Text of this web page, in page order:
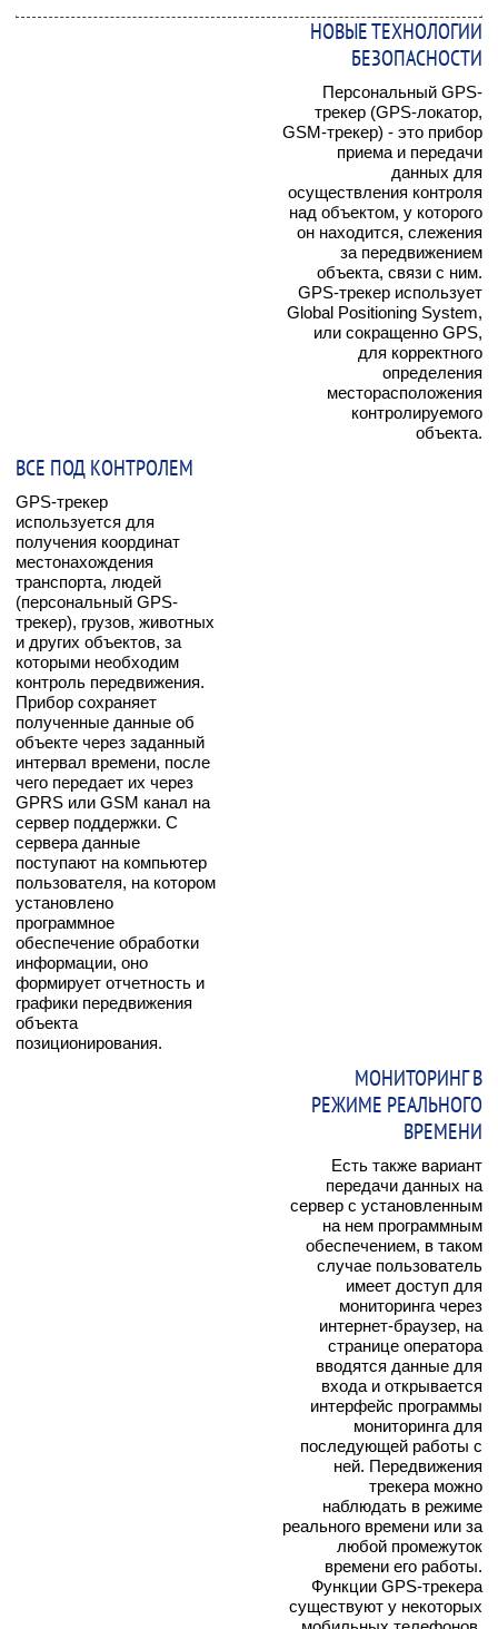
НОВЫЕ ТЕХНОЛОГИИ
БЕЗОПАСНОСТИ
Персональный GPS-
трекер (GPS-локатор,
GSM-трекер) - это прибор
приема и передачи
данных для
осуществления контроля
над объектом, у которого
он находится, слежения
за передвижением
объекта, связи с ним.
GPS-трекер использует
Global Positioning System,
или сокращенно GPS,
для корректного
определения
месторасположения
контролируемого
объекта.
ВСЕ ПОД КОНТРОЛЕМ
GPS-трекер
используется для
получения координат
местонахождения
транспорта, людей
(персональный GPS-
трекер), грузов, животных
и других объектов, за
которыми необходим
контроль передвижения.
Прибор сохраняет
полученные данные об
объекте через заданный
интервал времени, после
чего передает их через
GPRS или GSM канал на
сервер поддержки. С
сервера данные
поступают на компьютер
пользователя, на котором
установлено
программное
обеспечение обработки
информации, оно
формирует отчетность и
графики передвижения
объекта
позиционирования.
МОНИТОРИНГ В
РЕЖИМЕ РЕАЛЬНОГО
ВРЕМЕНИ
Есть также вариант
передачи данных на
сервер с установленным
на нем программным
обеспечением, в таком
случае пользователь
имеет доступ для
мониторинга через
интернет-браузер, на
странице оператора
вводятся данные для
входа и открывается
интерфейс программы
мониторинга для
последующей работы с
ней. Передвижения
трекера можно
наблюдать в режиме
реального времени или за
любой промежуток
времени его работы.
Функции GPS-трекера
существуют у некоторых